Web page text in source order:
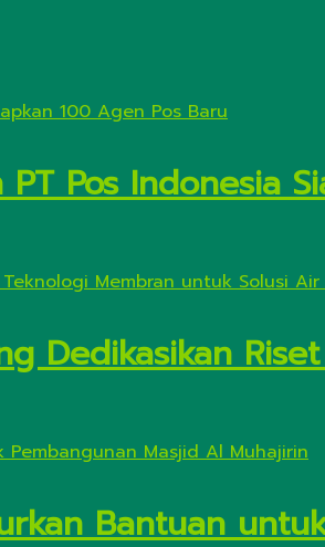
Pos Indonesia
Dedikasikan
Bantuan